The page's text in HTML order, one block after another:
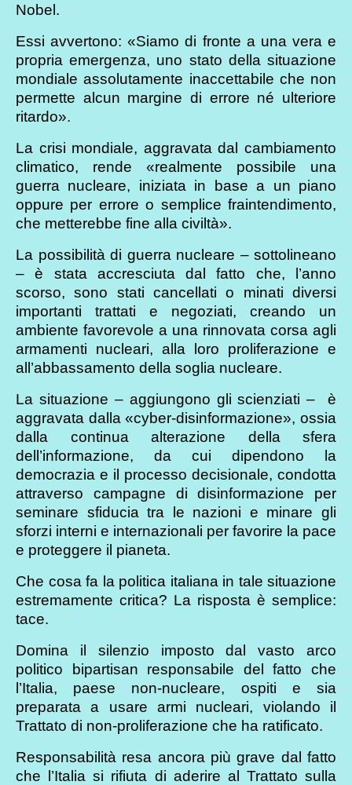
Nobel.
Essi avvertono: «Siamo di fronte a una vera e
propria emergenza, uno stato della situazione
mondiale assolutamente inaccettabile che non
permette alcun margine di errore né ulteriore
ritardo».
La crisi mondiale, aggravata dal cambiamento
climatico, rende «realmente possibile una
guerra nucleare, iniziata in base a un piano
oppure per errore o semplice fraintendimento,
che metterebbe fine alla civiltà».
La possibilità di guerra nucleare – sottolineano
– è stata accresciuta dal fatto che, l’anno
scorso, sono stati cancellati o minati diversi
importanti trattati e negoziati, creando un
ambiente favorevole a una rinnovata corsa agli
armamenti nucleari, alla loro proliferazione e
all’abbassamento della soglia nucleare.
La situazione – aggiungono gli scienziati – è
aggravata dalla «cyber-disinformazione», ossia
dalla continua alterazione della sfera
dell’informazione, da cui dipendono la
democrazia e il processo decisionale, condotta
attraverso campagne di disinformazione per
seminare sfiducia tra le nazioni e minare gli
sforzi interni e internazionali per favorire la pace
e proteggere il pianeta.
Che cosa fa la politica italiana in tale situazione
estremamente critica? La risposta è semplice:
tace.
Domina il silenzio imposto dal vasto arco
politico bipartisan responsabile del fatto che
l’Italia, paese non-nucleare, ospiti e sia
preparata a usare armi nucleari, violando il
Trattato di non-proliferazione che ha ratificato.
Responsabilità resa ancora più grave dal fatto
che l’Italia si rifiuta di aderire al Trattato sulla